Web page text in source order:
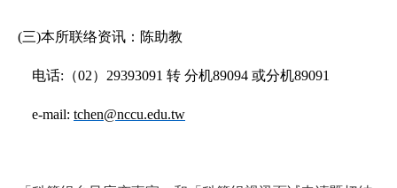
(三)本所联络资讯：陈助教
电话:（02）29393091 转 分机89094 或分机89091
e-mail: tchen@nccu.edu.tw